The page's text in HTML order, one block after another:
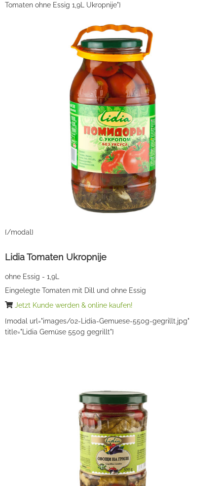
Tomaten ohne Essig 1,9L Ukropnije"}
{/modal}
Lidia Tomaten Ukropnije
ohne Essig - 1,9L
Eingelegte Tomaten mit Dill und ohne Essig
Jetzt Kunde werden & online kaufen!
{modal url="images/02-Lidia-Gemuese-550g-gegrillt.jpg"
title="Lidia Gemüse 550g gegrillt"}